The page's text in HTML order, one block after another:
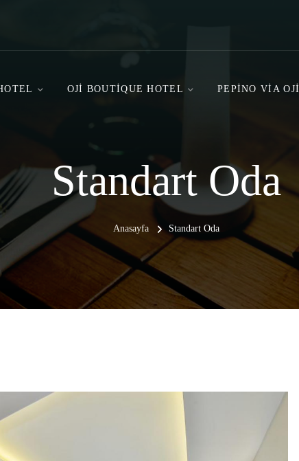
OJI BOUTIQUE HOTEL PEPINO VIA OJI
Standart Oda
Anasayfa Standart Oda